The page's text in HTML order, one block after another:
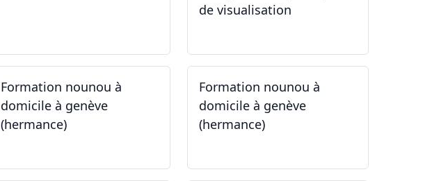
de visualisation
Formation nounou à
domicile à genève
(hermance)
Formation nounou à
domicile à genève
(hermance)